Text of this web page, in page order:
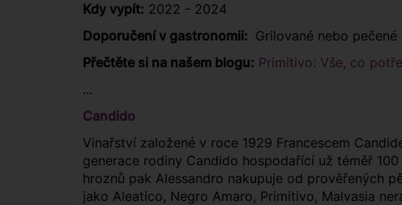
Kdy vypít: 2022 - 2024
Doporučení v gastronomii: Grilované nebo
Přečtěte si na našem blogu: Primitivo: Vše, co
...
Candido
Vinařství založené v roce 1929 Francescem
generace rodiny Candido hospodařící už téměř
hroznů pak Alessandro nakupuje od prověřených
jako Aleatico, Negro Amaro, Primitivo, Malvasia